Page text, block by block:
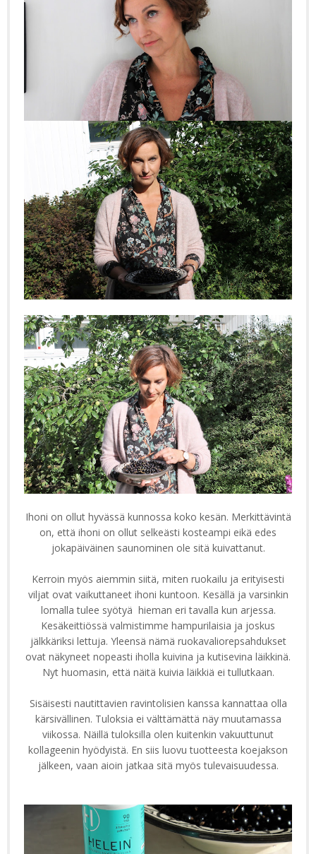
Ihoni on ollut hyvässä kunnossa koko kesän. Merkittävintä
on, että ihoni on ollut selkeästi kosteampi eikä edes
jokapäiväinen saunominen ole sitä kuivattanut.
Kerroin myös aiemmin siitä, miten ruokailu ja erityisesti
viljat ovat vaikuttaneet ihoni kuntoon. Kesällä ja varsinkin
lomalla tulee syötyä hieman eri tavalla kun arjessa.
Kesäkeittiössä valmistimme hampurilaisia ja joskus
jälkkäriksi lettuja. Yleensä nämä ruokavaliorepsahdukset
ovat näkyneet nopeasti iholla kuivina ja kutisevina läikkinä.
Nyt huomasin, että näitä kuivia läikkiä ei tullutkaan.
Sisäisesti nautittavien ravintolisien kanssa kannattaa olla
kärsivällinen. Tuloksia ei välttämättä näy muutamassa
viikossa. Näillä tuloksilla olen kuitenkin vakuuttunut
kollageenin hyödyistä. En siis luovu tuotteesta koejakson
jälkeen, vaan aioin jatkaa sitä myös tulevaisuudessa.